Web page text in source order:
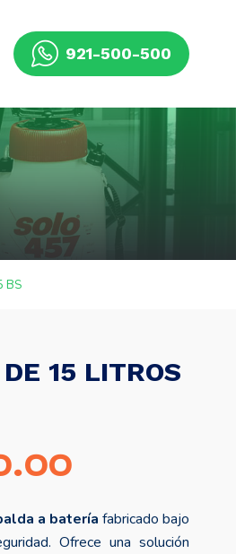
921-500-500
BS
15 LITROS
actual
a batería fabricado bajo
Ofrece una solución